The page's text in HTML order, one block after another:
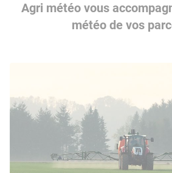
Agri météo vous
météo de vos